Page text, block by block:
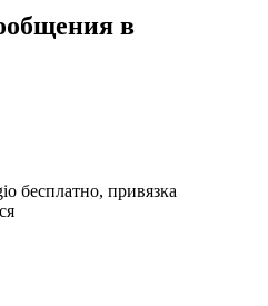
в
бесплатно, привязка